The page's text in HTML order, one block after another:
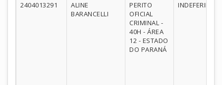
2404013291
ALINE
BARANCELLI
PERITO
OFICIAL
CRIMINAL -
40H - ÁREA
12 - ESTADO
DO PARANÁ
INDEFERIDO